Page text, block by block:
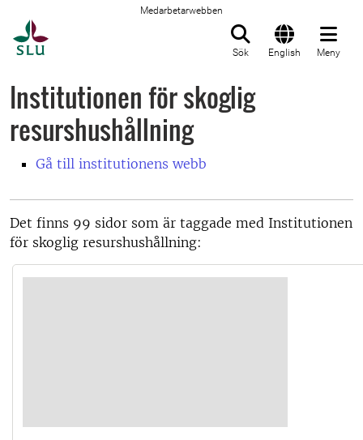
Medarbetarwebben
Sök English Meny
Institutionen för skoglig
resurshushållning
Gå till institutionens webb
Det finns 99 sidor som är taggade med Institutionen
för skoglig resurshushållning: